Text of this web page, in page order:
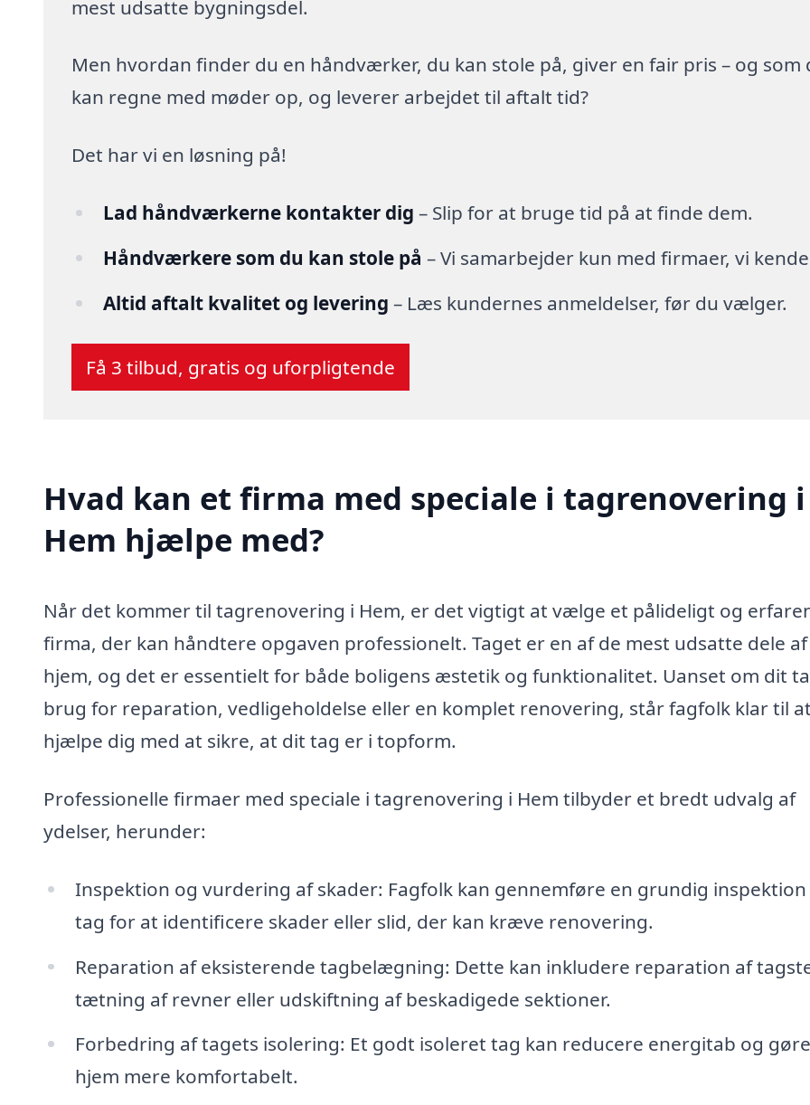
mest udsatte bygningsdel.
Men hvordan finder du en håndværker, du kan stole på, giver en fair pris – og som
kan regne med møder op, og leverer arbejdet til aftalt tid?
Det har vi en løsning på!
Lad håndværkerne kontakter dig – Slip for at bruge tid på at finde dem.
Håndværkere som du kan stole på – Vi samarbejder kun med firmaer, vi
Altid aftalt kvalitet og levering – Læs kundernes anmeldelser, før du vælger.
Få 3 tilbud, gratis og uforpligtende
Hvad kan et firma med speciale i tagrenovering i
Hem hjælpe med?
Når det kommer til tagrenovering i Hem, er det vigtigt at vælge et pålideligt og
firma, der kan håndtere opgaven professionelt. Taget er en af de mest udsatte dele
hjem, og det er essentielt for både boligens æstetik og funktionalitet. Uanset om dit
brug for reparation, vedligeholdelse eller en komplet renovering, står fagfolk klar til
hjælpe dig med at sikre, at dit tag er i topform.
Professionelle firmaer med speciale i tagrenovering i Hem tilbyder et bredt udvalg af
ydelser, herunder:
Inspektion og vurdering af skader: Fagfolk kan gennemføre en grundig
tag for at identificere skader eller slid, der kan kræve renovering.
Reparation af eksisterende tagbelægning: Dette kan inkludere reparation af
tætning af revner eller udskiftning af beskadigede sektioner.
Forbedring af tagets isolering: Et godt isoleret tag kan reducere energitab og
hjem mere komfortabelt.